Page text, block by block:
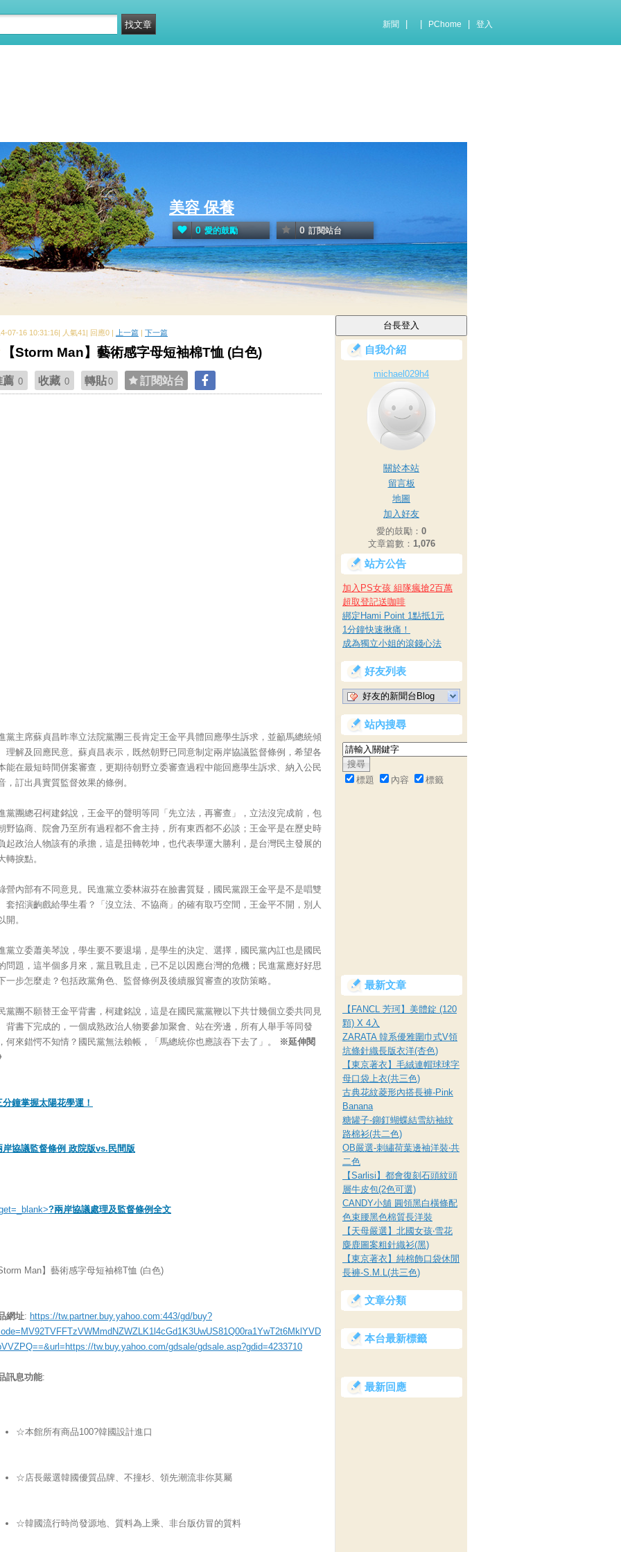
新聞 PChome 登入
美容 保養
0 愛的鼓勵 0 訂閱站台
07-16 10:31:16| 人氣41| 回應0 | 上一篇 | 下一篇
【Storm Man】藝術感字母短袖棉T恤 (白色)
薦 0 收藏 0 轉貼0 訂閱站台
黨主席蘇貞昌昨率立法院黨團三長肯定王金平具體回應學生訴求，並籲馬總統傾
理解及回應民意。蘇貞昌表示，既然朝野已同意制定兩岸協議監督條例，希望各
能在最短時間併案審查，更期待朝野立委審查過程中能回應學生訴求、納入公民
，訂出具實質監督效果的條例。
黨團總召柯建銘說，王金平的聲明等同「先立法，再審查」，立法沒完成前，包
野協商、院會乃至所有過程都不會主持，所有東西都不必談；王金平是在歷史時
起政治人物該有的承擔，這是扭轉乾坤，也代表學運大勝利，是台灣民主發展的
轉捩點。
營內部有不同意見。民進黨立委林淑芬在臉書質疑，國民黨跟王金平是不是唱雙
套招演齣戲給學生看？「沒立法、不協商」的確有取巧空間，王金平不開，別人
開。
黨立委蕭美琴說，學生要不要退場，是學生的決定、選擇，國民黨內訌也是國民
問題，這半個多月來，黨且戰且走，已不足以因應台灣的危機；民進黨應好好思
一步怎麼走？包括政黨角色、監督條例及後續服貿審查的攻防策略。
黨團不願替王金平背書，柯建銘說，這是在國民黨黨鞭以下共廿幾個立委共同見
背書下完成的，一個成熟政治人物要參加聚會、站在旁邊，所有人舉手等同發
何來錯愕不知情？國民黨無法賴帳，「馬總統你也應該吞下去了」。
※延伸閱
分鐘掌握太陽花學運！
岸協議監督條例 政院版vs.民間版
?兩岸協議處理及監督條例全文
Man】藝術感字母短袖棉T恤 (白色)
網址: https://tw.partner.buy.yahoo.com:443/gd/buy?
tw.buy.yahoo.com/gdsale/gdsale.asp?gdid=4233710
訊息功能:
☆本館所有商品100?韓國設計進口
☆店長嚴選韓國優質品牌、不撞杉、領先潮流非你莫屬
☆韓國流行時尚發源地、質料為上乘、非台版仿冒的質料
自我介紹
michael029h4
關於本站
留言板
地圖
加入好友
愛的鼓勵： 0
文章篇數： 1,076
站方公告
加入PS女孩 組隊瘋搶2百萬
超取登記送咖啡
綁定Hami Point 1點抵1元
1分鐘快速揪痛！
成為獨立小姐的滾錢心法
好友列表
好友的新聞台Blog
站內搜尋
標題 內容 標籤
最新文章
【FANCL 芳珂】美體錠 (120
顆) X 4入
ZARATA 韓系優雅圍巾式V領
坑條針織長版衣洋(杏色)
【東京著衣】毛絨連帽球球字
母口袋上衣(共三色)
古典花紋菱形內搭長褲-Pink
Banana
糖罐子-鉚釘蝴蝶結雪紡袖紋
路棉衫(共二色)
OB嚴選-刺繡荷葉邊袖洋裝‧共
二色
【Sarlisi】都會復刻石頭紋頭
層牛皮包(2色可選)
CANDY小舖 圓領黑白橫條配
色束腰黑色棉質長洋裝
【天母嚴選】北國女孩‧雪花
麋鹿圖案粗針織衫(黑)
【東京著衣】純棉飾口袋休閒
長褲-S.M.L(共三色)
文章分類
本台最新標籤
最新回應